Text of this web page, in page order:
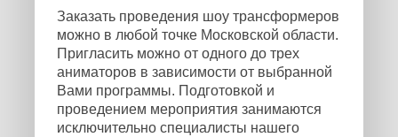
Заказать проведения шоу трансформеров
можно в любой точке Московской области.
Пригласить можно от одного до трех
аниматоров в зависимости от выбранной
Вами программы. Подготовкой и
проведением мероприятия занимаются
исключительно специалисты нашего